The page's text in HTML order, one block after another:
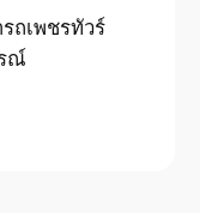
ถเพชรทัวร์
ณ์